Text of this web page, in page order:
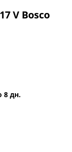
V Bosco
8 дн.